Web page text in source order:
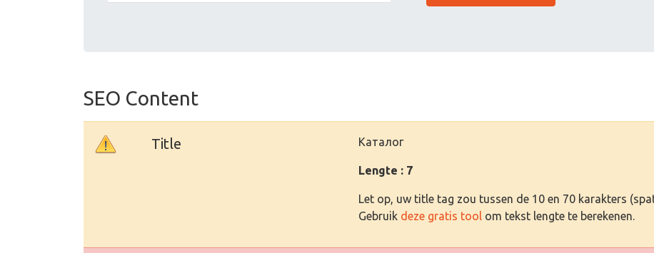
SEO Content
Title Каталог
Lengte : 7
Let op, uw title tag zou tussen de 10 en 70 karakters
Gebruik deze gratis tool om tekst lengte te berekenen.